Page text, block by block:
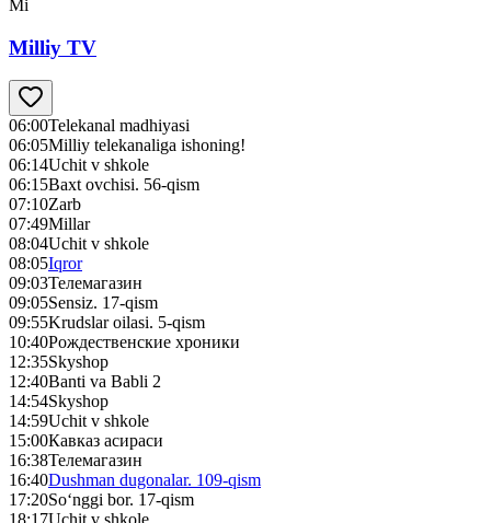
Mi
Milliy TV
06:00Telekanal madhiyasi
06:05Milliy telekanaliga ishoning!
06:14Uchit v shkole
06:15Baxt ovchisi. 56-qism
07:10Zarb
07:49Millar
08:04Uchit v shkole
08:05Iqror
09:03Телемагазин
09:05Sensiz. 17-qism
09:55Krudslar oilasi. 5-qism
10:40Рождественские хроники
12:35Skyshop
12:40Banti va Babli 2
14:54Skyshop
14:59Uchit v shkole
15:00Кавказ асираси
16:38Телемагазин
16:40Dushman dugonalar. 109-qism
17:20So‘nggi bor. 17-qism